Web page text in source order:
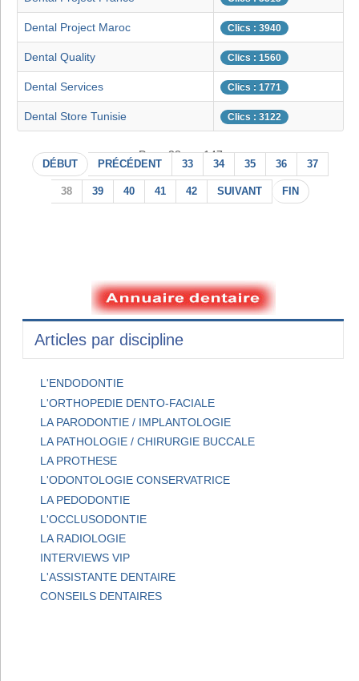
Dental Project Maroc Clics : 3940
Dental Quality Clics : 1560
Dental Services Clics : 1771
Dental Store Tunisie Clics : 3122
Page 38 sur 147
DÉBUT PRÉCÉDENT 33 34 35 36 37
38 39 40 41 42 SUIVANT FIN
Articles par discipline
L'ENDODONTIE
L'ORTHOPEDIE DENTO-FACIALE
LA PARODONTIE / IMPLANTOLOGIE
LA PATHOLOGIE / CHIRURGIE BUCCALE
LA PROTHESE
L'ODONTOLOGIE CONSERVATRICE
LA PEDODONTIE
L'OCCLUSODONTIE
LA RADIOLOGIE
INTERVIEWS VIP
L'ASSISTANTE DENTAIRE
CONSEILS DENTAIRES